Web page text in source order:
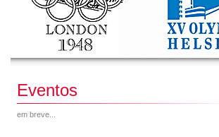
Eventos
em breve...